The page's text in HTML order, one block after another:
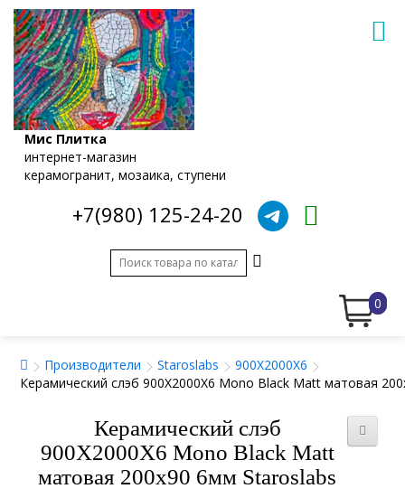
Мис Плитка
интернет-магазин
керамогранит, мозаика, ступени
+7(980) 125-24-20
0
Производители Staroslabs
900X2000X6
Керамический слэб 900X2000X6 Mono Black Matt матовая
Керамический слэб
900X2000X6 Mono Black Matt
матовая 200x90 6мм Staroslabs